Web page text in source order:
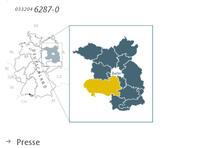
033204 6287-0
Presse